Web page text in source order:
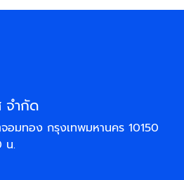
จำกัด
อมทอง กรุงเทพมหานคร 10150
น.